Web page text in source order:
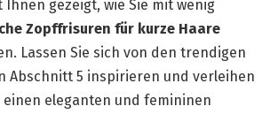
gezeigt, wie Sie mit wenig
Zopffrisuren für kurze Haare
Lassen Sie sich von den trendigen
Abschnitt 5 inspirieren und verleihen
einen eleganten und femininen